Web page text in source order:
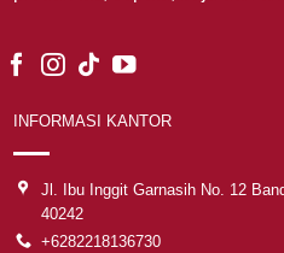
INFORMASI KANTOR
Jl. Ibu Inggit Garnasih No. 12
40242
+6282218136730